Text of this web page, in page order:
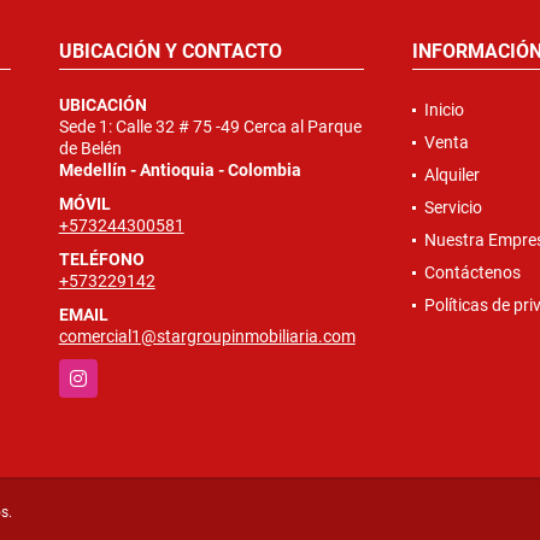
UBICACIÓN Y CONTACTO
UBICACIÓN
Sede 1: Calle 32 # 75 -49 Cerca al Parque
de Belén
Medellín - Antioquia - Colombia
MÓVIL
+573244300581
TELÉFONO
+573229142
EMAIL
comercial1@stargroupinmobiliaria.com
Instagram
Inicio
Venta
Alquiler
Servicio
Nuestra
Contáctenos
Políticas de